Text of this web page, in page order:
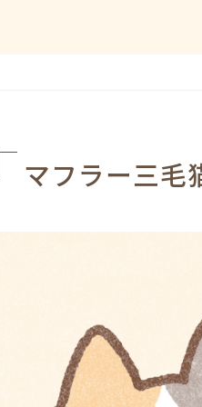
マフラー三毛